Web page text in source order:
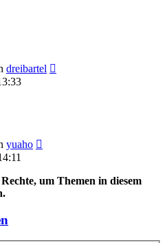
dreibartel
yuaho
um Themen in diesem